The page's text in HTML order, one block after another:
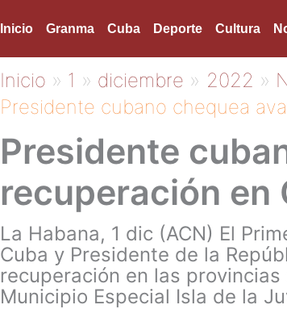
Inicio Granma Cuba Deporte Cultura
Inicio 1 diciembre 2022
Presidente cubano chequea
Presidente
recuperación en
La Habana, 1 dic (ACN) El
Cuba y Presidente de la
recuperación en las
Municipio Especial Isla de la